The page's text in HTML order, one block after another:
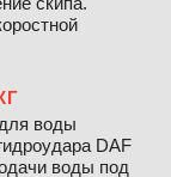
воды
DAF
воды под